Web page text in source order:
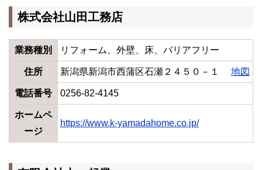
株式会社山田工務店
業務種別 リフォーム、外壁、床、バリアフリー
住所 新潟県新潟市西蒲区石瀬２４５０－１ 地図
電話番号 0256-82-4145
ホームペ
ージ
https://www.k-yamadahome.co.jp/